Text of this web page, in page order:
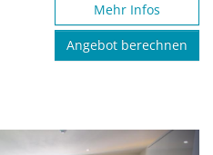
Mehr Infos
Angebot berechnen
Next